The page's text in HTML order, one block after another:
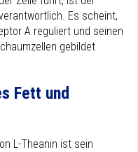
Es scheint,
A reguliert und seinen
gebildet
Fett und
L-Theanin ist sein